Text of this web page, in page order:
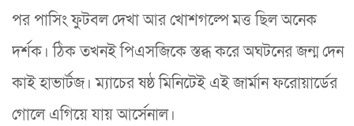
পর পাসিং ফুটবল দেখা আর খোশগল্পে মত্ত ছিল অনেক
দর্শক। ঠিক তখনই পিএসজিকে স্তব্ধ করে অঘটনের জন্ম দেন
কাই হাভার্টজ। ম্যাচের ষষ্ঠ মিনিটেই এই জার্মান ফরোয়ার্ডের
গোলে এগিয়ে যায় আর্সেনাল।